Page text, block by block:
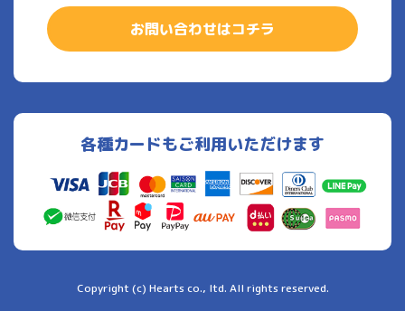
お問い合わせはコチラ
各種カードもご利用いただけます
Copyright (c) Hearts co., ltd. All rights reserved.